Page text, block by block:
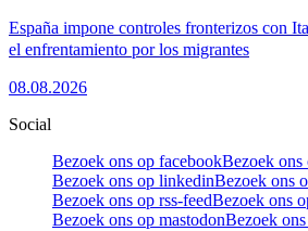
España impone controles fronterizos con
el enfrentamiento por los migrantes
08.08.2026
Social
Bezoek ons op facebookBezoek ons
Bezoek ons op linkedinBezoek ons
Bezoek ons op rss-feedBezoek ons
Bezoek ons op mastodonBezoek